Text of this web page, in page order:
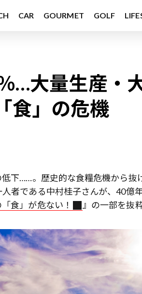
CAR GOURMET GOLF
…大量生産・
食」の危機
下……。歴史的な食糧危機から抜
者である中村桂子さんが、40億
食」が危ない！ 』の一部を抜